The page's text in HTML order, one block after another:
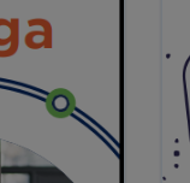
és
A
nyújtott
egy